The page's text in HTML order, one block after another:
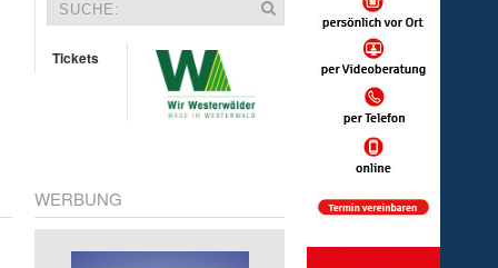
Tickets
WERBUNG